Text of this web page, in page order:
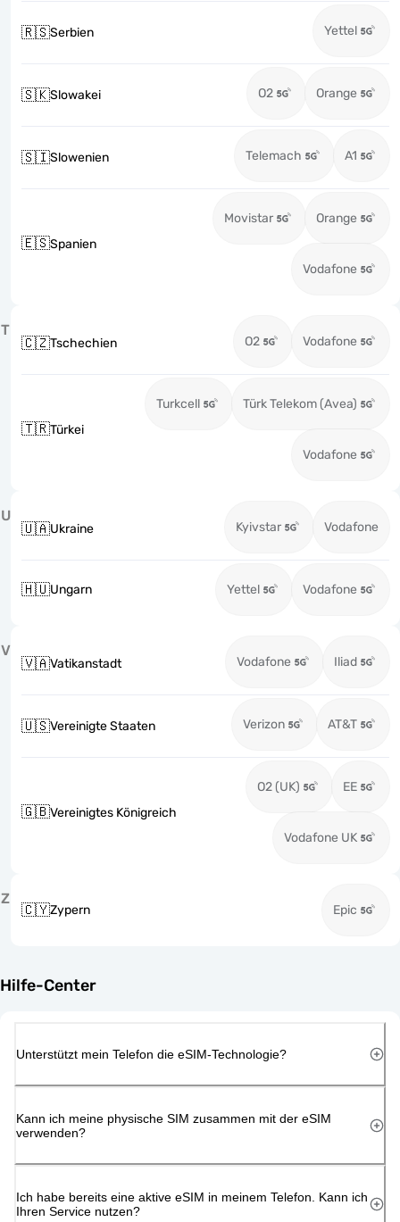
🇷🇸Serbien Yettel
🇸🇰Slowakei O2 Orange
🇸🇮Slowenien Telemach A1
🇪🇸Spanien
Movistar Orange
Vodafone
T
🇨🇿Tschechien O2 Vodafone
🇹🇷Türkei
Turkcell Türk Telekom (Avea)
Vodafone
U
🇺🇦Ukraine Kyivstar Vodafone
🇭🇺Ungarn Yettel Vodafone
V
🇻🇦Vatikanstadt Vodafone Iliad
🇺🇸Vereinigte Staaten Verizon AT&T
🇬🇧Vereinigtes Königreich
O2 (UK) EE
Vodafone UK
Z
🇨🇾Zypern Epic
Hilfe-Center
Unterstützt mein Telefon die eSIM-Technologie?
Kann ich meine physische SIM zusammen mit der eSIM
verwenden?
Ich habe bereits eine aktive eSIM in meinem Telefon. Kann ich
Ihren Service nutzen?